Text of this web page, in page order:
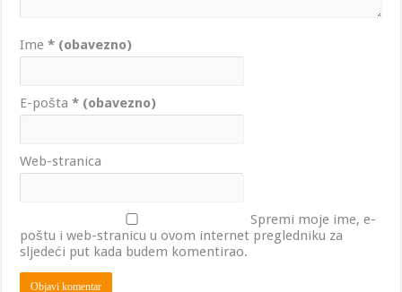
Ime* (obavezno)
E-pošta* (obavezno)
Web-stranica
Spremi moje ime, e-
poštu i web-stranicu u ovom internet pregledniku za
sljedeći put kada budem komentirao.